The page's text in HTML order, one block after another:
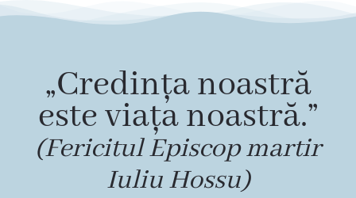
„Credința noastră
este viața noastră.”
(Fericitul Episcop martir
Iuliu Hossu)